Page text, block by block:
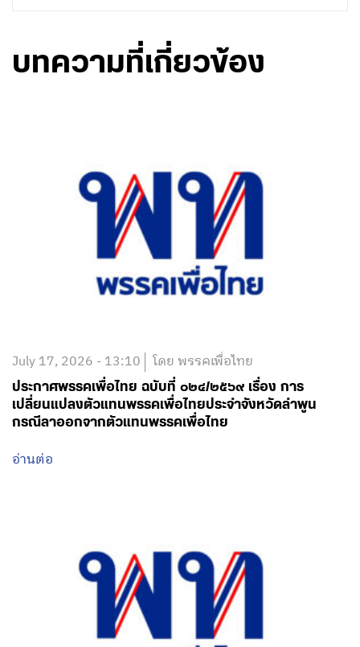
บทความที่เกี่ยวข้อง
July 17, 2026 - 13:10 โดย พรรคเพื่อไทย
ประกาศพรรคเพื่อไทย ฉบับที่ ๐๒๔/๒๕๖๙ เรื่อง การ
เปลี่ยนแปลงตัวแทนพรรคเพื่อไทยประจำจังหวัดลำพูน
กรณีลาออกจากตัวแทนพรรคเพื่อไทย
อ่านต่อ